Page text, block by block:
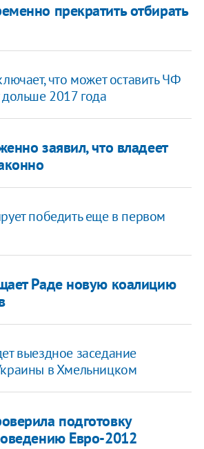
прекратить отбирать
что может оставить ЧФ
2017 года
заявил, что владеет
победить еще в первом
Раде новую коалицию
выездное заседание
в Хмельницком
подготовку
Евро-2012